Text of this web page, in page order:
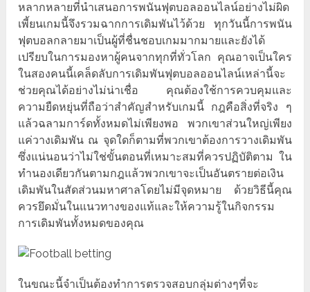
หลากหลายที่นำเสนอการพนันฟุตบอลออนไลน์อย่างไม่ผิด
เพี้ยนเกมนี้จึงรวมฉากการเดิมพันไว้ด้วย ทุกวันนี้การพนัน
ฟุตบอลกลายมาเป็นผู้ที่ชื่นชอบเกมมากมายและยังได้
เปรียบในการมองหาผู้คนจากทุกที่ทั่วโลก คุณอาจเป็นใคร
ในสองคนนี้เคล็ดลับการเดิมพันฟุตบอลออนไลน์เหล่านี้จะ
ช่วยคุณได้อย่างไม่น่าเชื่อ คุณต้องใช้การควบคุมและ
ความยืดหยุ่นที่ถือว่าสำคัญสำหรับเกมนี้ กฎคือสิ่งที่จริง ๆ
แล้วฉลามการ์ดทั้งหมดไม่เพียงพอ พวกเขาส่วนใหญ่เพียง
แค่วางเดิมพัน ณ จุดใดก็ตามที่พวกเขาต้องการวางเดิมพัน
ซึ่งแน่นอนว่าไม่ใช่ขั้นตอนที่เหมาะสมที่ควรปฏิบัติตาม ใน
ทำนองเดียวกันตามกฎแล้วพวกเขาจะเป็นอันตรายต่อเงิน
เดิมพันในสัดส่วนมหาศาลโดยไม่มีจุดหมาย ด้วยวิธีนี้คุณ
ควรยึดมั่นในแนวทางของแท้และให้ความรู้ในกิจกรรม
การเดิมพันทั้งหมดของคุณ
ในขณะนี้จำเป็นต้องทำการตรวจสอบกลุ่มต่างๆที่จะ